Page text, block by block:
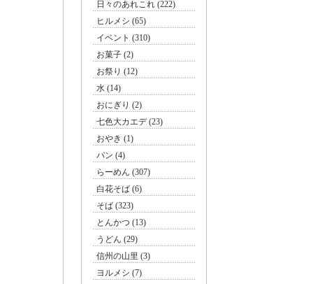
日々のあれこれ (222)
ヒルメシ (65)
イベント (310)
お菓子 (2)
お祭り (12)
水 (14)
おにぎり (2)
七色大カエデ (23)
おやき (1)
パン (4)
らーめん (307)
白花そば (6)
そば (323)
とんかつ (13)
うどん (29)
信州の山里 (3)
ヨルメシ (7)